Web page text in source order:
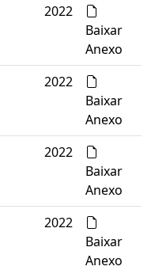
2022
Baixar
Anexo
2022
Baixar
Anexo
2022
Baixar
Anexo
2022
Baixar
Anexo